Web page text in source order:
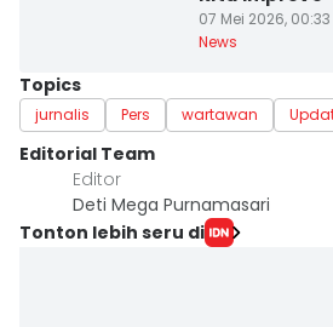
07 Mei 2026, 00:33
News
Topics
jurnalis Pers wartawan
Editorial Team
Editor
Deti Mega Purnamasari
Tonton lebih seru di